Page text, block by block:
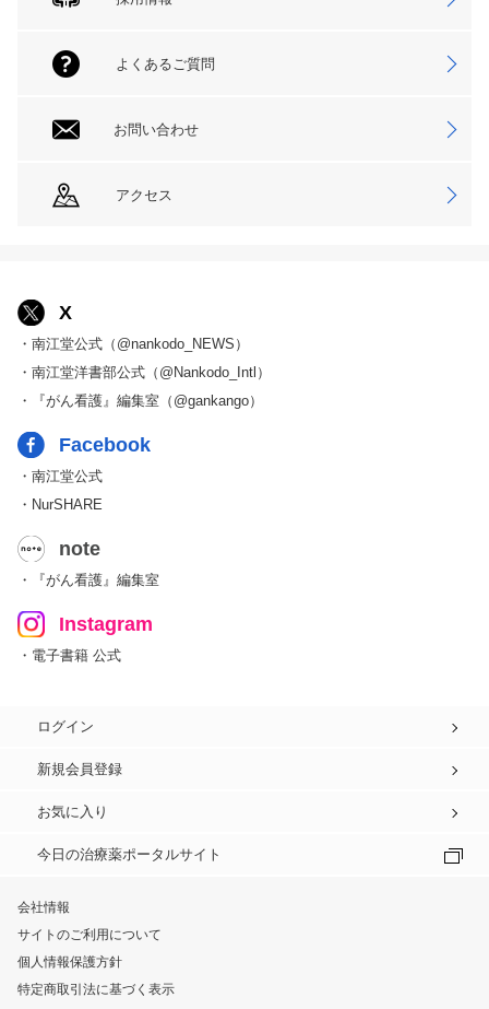
よくあるご質問
お問い合わせ
アクセス
X
・南江堂公式（@nankodo_NEWS）
・南江堂洋書部公式（@Nankodo_Intl）
・『がん看護』編集室（@gankango）
Facebook
・南江堂公式
・NurSHARE
note
・『がん看護』編集室
Instagram
・電子書籍 公式
ログイン
新規会員登録
お気に入り
今日の治療薬ポータルサイト
会社情報
サイトのご利用について
個人情報保護方針
特定商取引法に基づく表示